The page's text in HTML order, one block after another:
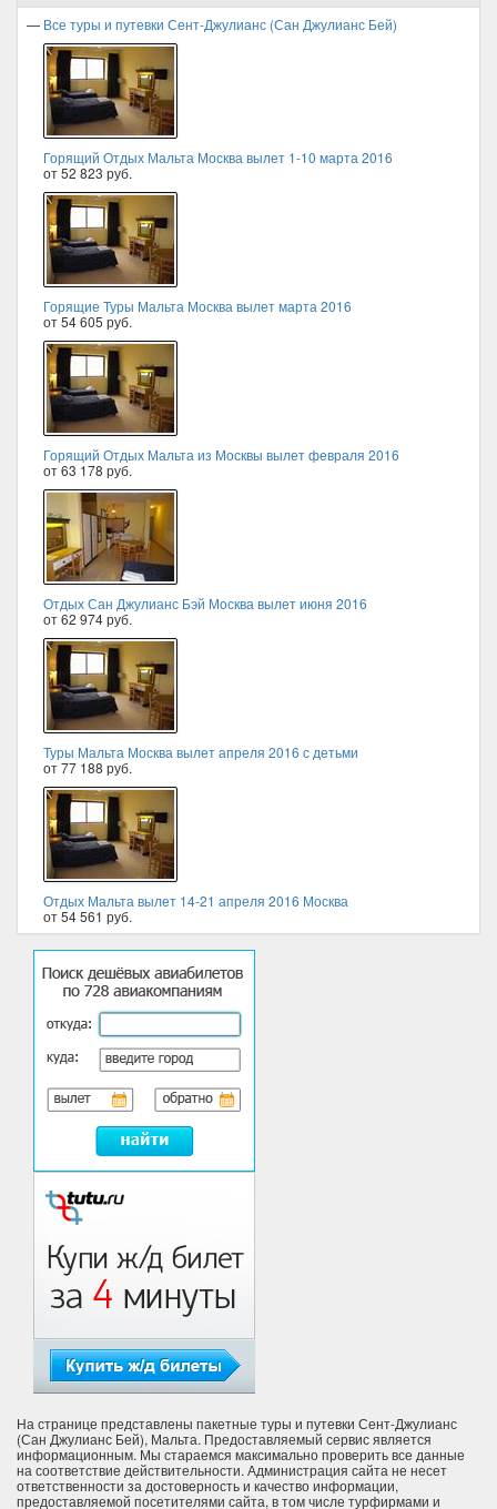
— Все туры и путевки Сент-Джулианс (Сан Джулианс Бей)
Горящий Отдых Мальта Москва вылет 1-10 марта 2016
от 52 823 руб.
Горящие Туры Мальта Москва вылет марта 2016
от 54 605 руб.
Горящий Отдых Мальта из Москвы вылет февраля 2016
от 63 178 руб.
Отдых Сан Джулианс Бэй Москва вылет июня 2016
от 62 974 руб.
Туры Мальта Москва вылет апреля 2016 с детьми
от 77 188 руб.
Отдых Мальта вылет 14-21 апреля 2016 Москва
от 54 561 руб.
На странице представлены пакетные туры и путевки Сент-Джулианс
(Сан Джулианс Бей), Мальта. Предоставляемый сервис является
информационным. Мы стараемся максимально проверить все данные
на соответствие действительности. Администрация сайта не несет
ответственности за достоверность и качество информации,
предоставляемой посетителями сайта, в том числе турфирмами и